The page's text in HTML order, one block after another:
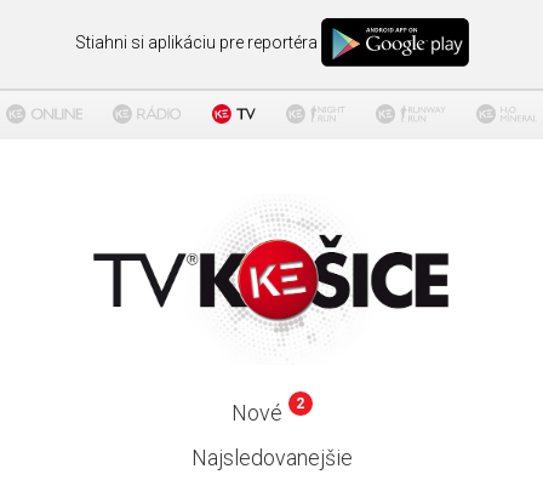
Stiahni si aplikáciu pre reportéra
Nové 2
Najsledovanejšie